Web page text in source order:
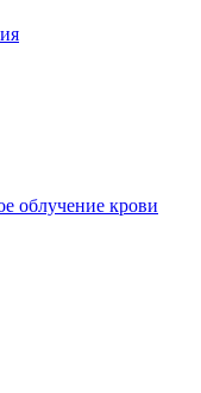
облучение крови